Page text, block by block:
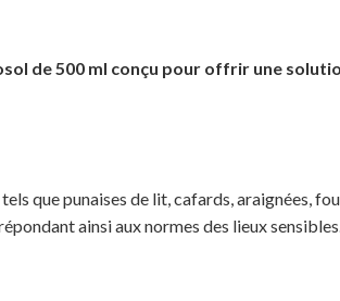
de 500 ml conçu pour offrir une
que punaises de lit, cafards, araignées,
ainsi aux normes des lieux